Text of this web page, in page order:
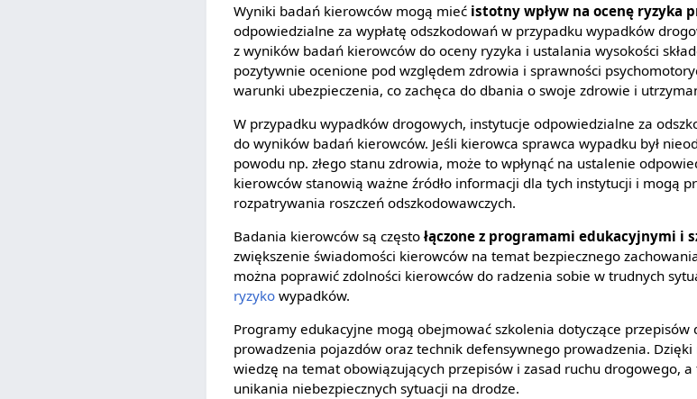
Wyniki badań kierowców mogą mieć istotny wpływ na ocenę ryzyka
odpowiedzialne za wypłatę odszkodowań w przypadku wypadków
z wyników badań kierowców do oceny ryzyka i ustalania wysokości
pozytywnie ocenione pod względem zdrowia i sprawności
warunki ubezpieczenia, co zachęca do dbania o swoje zdrowie i
W przypadku wypadków drogowych, instytucje odpowiedzialne za
do wyników badań kierowców. Jeśli kierowca sprawca wypadku był
powodu np. złego stanu zdrowia, może to wpłynąć na ustalenie
kierowców stanowią ważne źródło informacji dla tych instytucji i mogą
rozpatrywania roszczeń odszkodowawczych.
Badania kierowców są częstołączone z programami edukacyjnymi i
zwiększenie świadomości kierowców na temat bezpiecznego
można poprawić zdolności kierowców do radzenia sobie w trudnych
ryzyko wypadków.
Programy edukacyjne mogą obejmować szkolenia dotyczące przepisów
prowadzenia pojazdów oraz technik defensywnego prowadzenia.
wiedzę na temat obowiązujących przepisów i zasad ruchu drogowego,
unikania niebezpiecznych sytuacji na drodze.